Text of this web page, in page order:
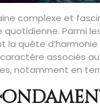
complexe et
Parmi
la quête
associés
notamment en